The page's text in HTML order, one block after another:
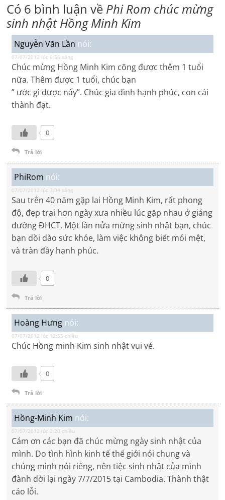
Có 6 bình luận về Phi Rom chúc mừng
sinh nhật Hồng Minh Kim
Nguyễn Văn Lần nói:
07/07/2012 lúc 6:56 sáng
Chúc mừng Hồng Minh Kim cõng được thêm 1 tuổi
nữa. Thêm được 1 tuổi, chúc bạn
” ước gì được nấy”. Chúc gia đình hạnh phúc, con cái
thành đạt.
0
Trả lời
PhiRom nói:
07/07/2012 lúc 7:04 sáng
Sau trên 40 năm gặp lai Hồng Minh Kim, rất phong
độ, đẹp trai hơn ngày xưa nhiều lúc gặp nhau ở giảng
đường ĐHCT, Một lần nửa mừng sinh nhật bạn, chúc
bạn dồi dào sức khỏe, làm việc không biết mỏi mệt,
và tràn đầy hạnh phúc.
0
Trả lời
Hoàng Hưng nói:
07/07/2012 lúc 12:55 chiều
Chúc Hồng minh Kim sinh nhật vui vẻ.
0
Trả lời
Hồng-Minh Kim nói:
07/07/2012 lúc 2:20 chiều
Cám ơn các bạn đã chúc mừng ngày sinh nhật của
mình. Do tình hình kinh tế thế giới nói chung và
chúng mình nói riêng, nên tiệc sinh nhật của mình
đành dời lại ngày 7/7/2015 tại Cambodia. Thành thật
cáo lỗi.